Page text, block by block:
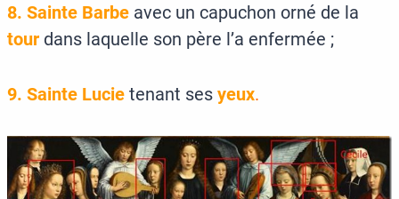
8. Sainte Barbe avec un capuchon orné de la
tour dans laquelle son père l’a enfermée ;
9. Sainte Lucie tenant ses yeux.